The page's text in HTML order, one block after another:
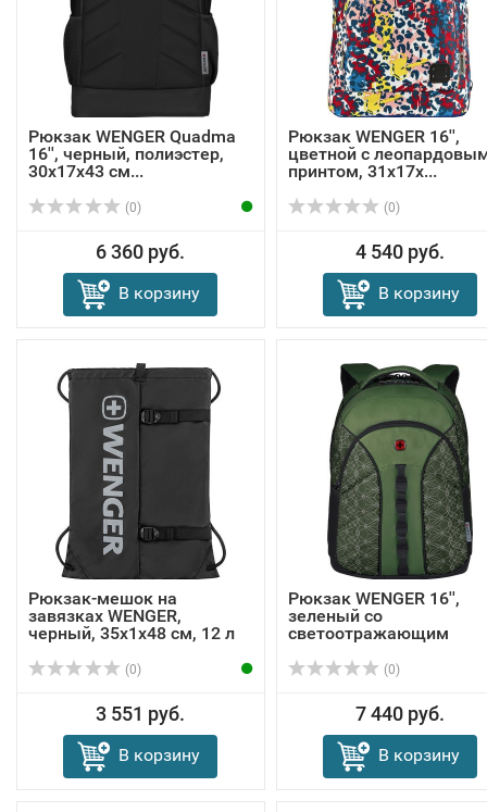
Рюкзак WENGER Quadma
16'', черный, полиэстер,
30x17x43 см...
(0)
6 360 руб.
В корзину
Рюкзак WENGER 16'',
цветной с
принтом, 31x17x...
(0)
4 540 руб.
В корзину
Рюкзак-мешок на
завязках WENGER,
черный, 35x1x48 см, 12 л
(0)
3 551 руб.
В корзину
Рюкзак WENGER 16'',
зеленый со
светоотражающим
(0)
7 440 руб.
В корзину